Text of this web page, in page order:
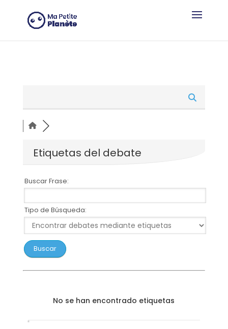
Etiquetas del debate
Buscar Frase:
Tipo de Búsqueda:
No se han encontrado etiquetas